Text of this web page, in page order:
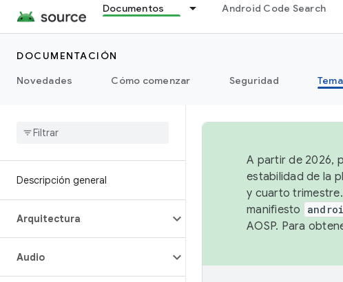
Documentos Android Code Search
DOCUMENTACIÓN
Novedades
Cómo comenzar Seguridad
Descripción general
Arquitectura
Audio
A partir de 2026,
estabilidad de la
y cuarto
manifiesto
AOSP. Para